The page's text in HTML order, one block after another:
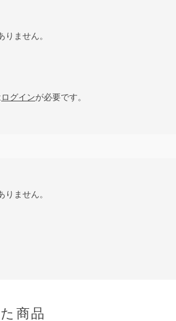
りません。
ログインが必要です。
りません。
商品